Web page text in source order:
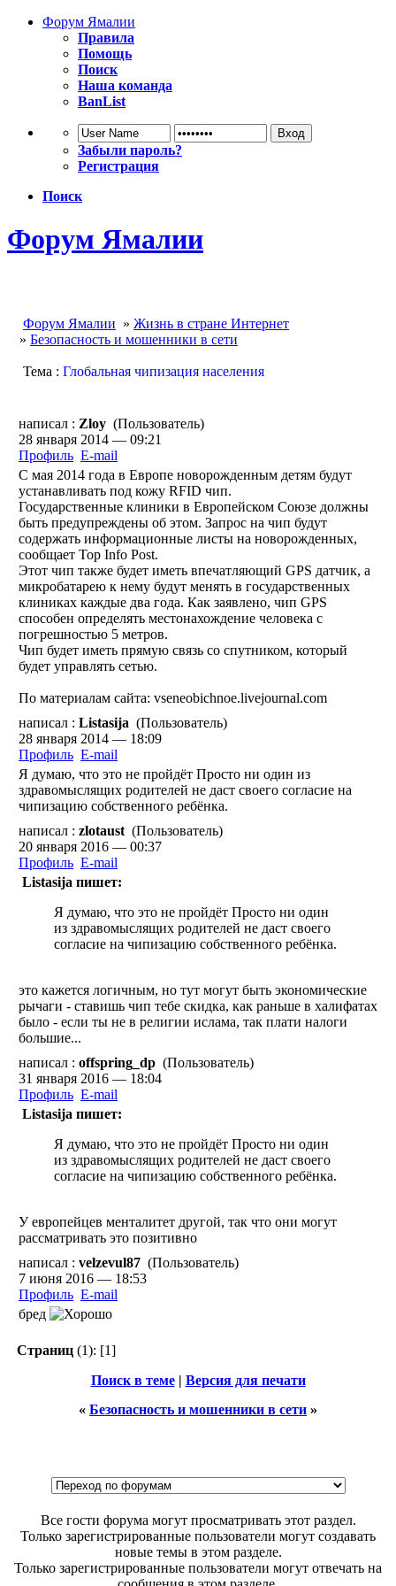
Форум Ямалии
Правила
Помощь
Поиск
Наша команда
BanList
Забыли пароль?
Регистрация
Поиск
Форум Ямалии
Форум Ямалии » Жизнь в стране Интернет
» Безопасность и мошенники в сети
Тема : Глобальная чипизация населения
написал : Zloy (Пользователь)
28 января 2014 — 09:21
Профиль E-mail
С мая 2014 года в Европе новорожденным детям будут
устанавливать под кожу RFID чип.
Государственные клиники в Европейском Союзе должны
быть предупреждены об этом. Запрос на чип будут
содержать информационные листы на новорожденных,
сообщает Top Info Post.
Этот чип также будет иметь впечатляющий GPS датчик, а
микробатарею к нему будут менять в государственных
клиниках каждые два года. Как заявлено, чип GPS
способен определять местонахождение человека с
погрешностью 5 метров.
Чип будет иметь прямую связь со спутником, который
будет управлять сетью.
По материалам сайта: vseneobichnoe.livejournal.com
написал : Listasija (Пользователь)
28 января 2014 — 18:09
Профиль E-mail
Я думаю, что это не пройдёт Просто ни один из
здравомыслящих родителей не даст своего согласие на
чипизацию собственного ребёнка.
написал : zlotaust (Пользователь)
20 января 2016 — 00:37
Профиль E-mail
Listasija пишет:
Я думаю, что это не пройдёт Просто ни один
из здравомыслящих родителей не даст своего
согласие на чипизацию собственного ребёнка.
это кажется логичным, но тут могут быть экономические
рычаги - ставишь чип тебе скидка, как раньше в халифатах
было - если ты не в религии ислама, так плати налоги
большие...
написал : offspring_dp (Пользователь)
31 января 2016 — 18:04
Профиль E-mail
Listasija пишет:
Я думаю, что это не пройдёт Просто ни один
из здравомыслящих родителей не даст своего
согласие на чипизацию собственного ребёнка.
У европейцев менталитет другой, так что они могут
рассматривать это позитивно
написал : velzevul87 (Пользователь)
7 июня 2016 — 18:53
Профиль E-mail
бред
Страниц (1): [1]
Поиск в теме| Версия для печати
« Безопасность и мошенники в сети »
Все гости форума могут просматривать этот раздел.
Только зарегистрированные пользователи могут создавать
новые темы в этом разделе.
Только зарегистрированные пользователи могут отвечать на